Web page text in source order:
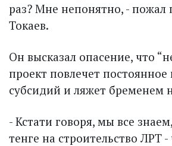
раз? Мне непонятно, - пожал
Токаев.
Он высказал опасение, что
проект повлечет постоянное
субсидий и ляжет бременем
- Кстати говоря, мы все
тенге на строительство ЛРТ -